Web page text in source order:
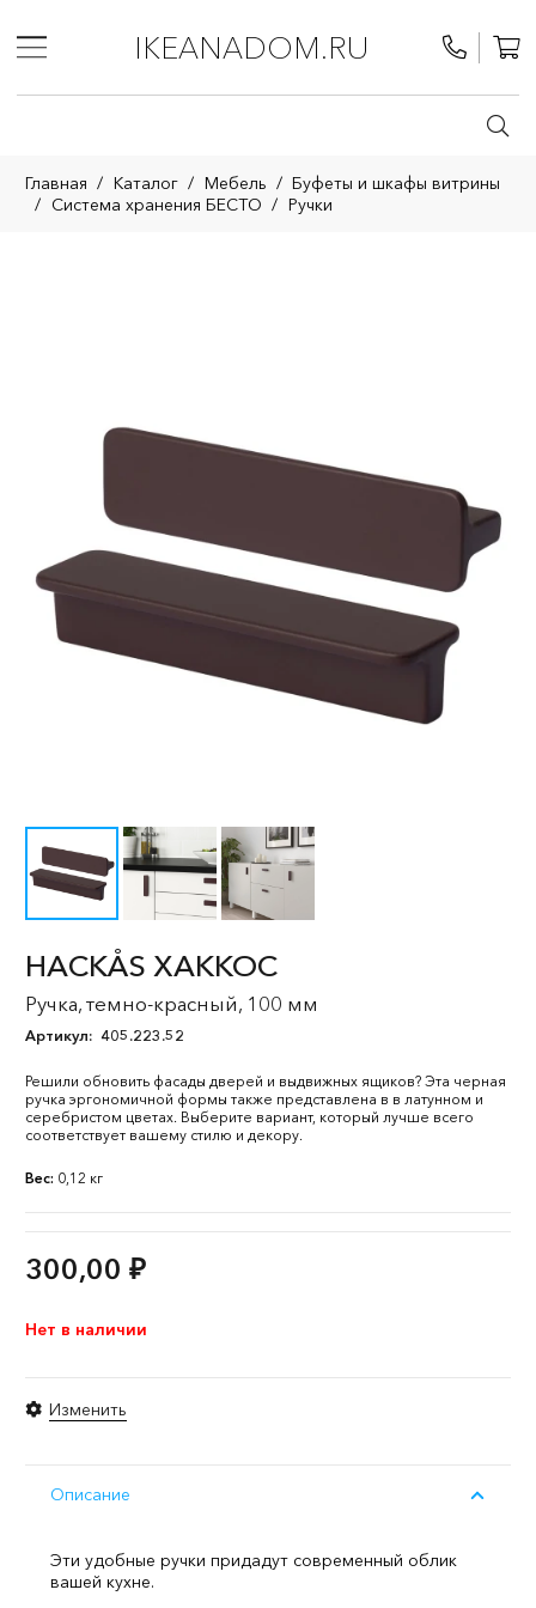
IKEANADOM.RU
Главная / Каталог / Мебель / Буфеты и шкафы витрины
/ Система хранения БЕСТО / Ручки
HACKÅS ХАККОС
Ручка, темно-красный, 100 мм
Артикул: 405.223.52
Решили обновить фасады дверей и выдвижных ящиков? Эта черная
ручка эргономичной формы также представлена в в латунном и
серебристом цветах. Выберите вариант, который лучше всего
соответствует вашему стилю и декору.
Вес: 0,12 кг
300,00 ₽
Нет в наличии
Изменить
Описание
Эти удобные ручки придадут современный облик
вашей кухне.